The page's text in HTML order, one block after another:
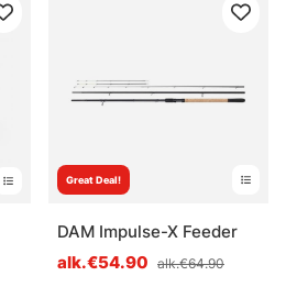
Great Deal!
DAM Impulse-X Feeder
alk.€54.90 alk.€64.90